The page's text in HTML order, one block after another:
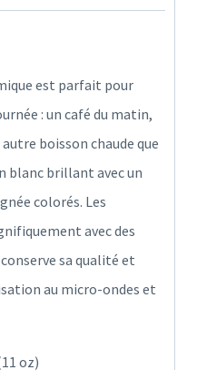
est parfait pour
: un café du matin,
boisson chaude que
blanc brillant avec un
colorés. Les
avec des
sa qualité et
au micro-ondes et
oz)